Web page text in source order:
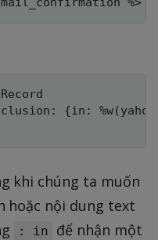
{in:
khi chúng ta muốn
hoặc nội dung text
: in
để nhận một